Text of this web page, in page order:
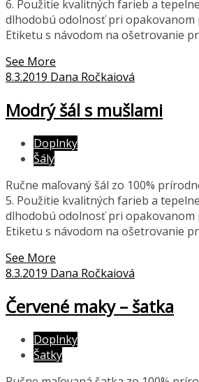
6. Použitie kvalitných farieb a
dlhodobú odolnosť pri opakovanom
Etiketu s návodom na ošetrovanie
See More
8.3.2019 Dana Ročkaiová
Modrý šál s mušlami
Doplnky
Šály
Ručne maľovaný šál zo 100%
5. Použitie kvalitných farieb a
dlhodobú odolnosť pri opakovanom
Etiketu s návodom na ošetrovanie
See More
8.3.2019 Dana Ročkaiová
Červené maky – šatka
Doplnky
Šatky